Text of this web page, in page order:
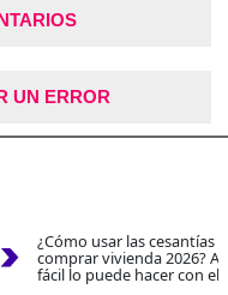
UN ERROR
¿Cómo usar las cesantías
comprar vivienda 2026?
fácil lo puede hacer con el